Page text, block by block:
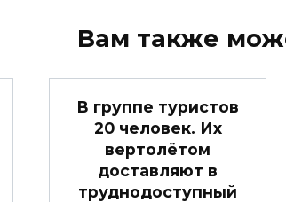
Вам также
В группе туристов
20 человек. Их
вертолётом
доставляют в
труднодоступный